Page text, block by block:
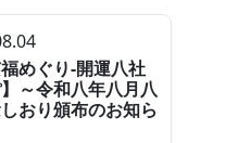
福めぐり-開運八社
～令和八年八月八
おり頒布のお知ら